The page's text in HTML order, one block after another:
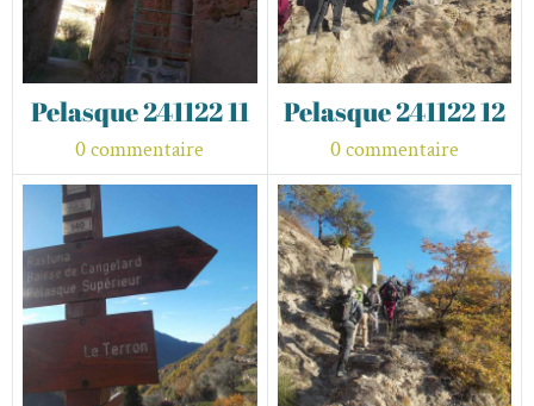
Pelasque 241122 11
0 commentaire
Pelasque 241122 12
0 commentaire